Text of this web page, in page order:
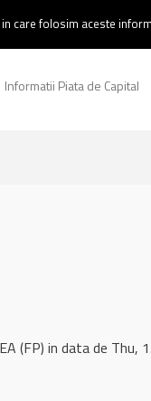
Informatii Piata de Capital
(FP) in data de Thu,
care folosim aceste